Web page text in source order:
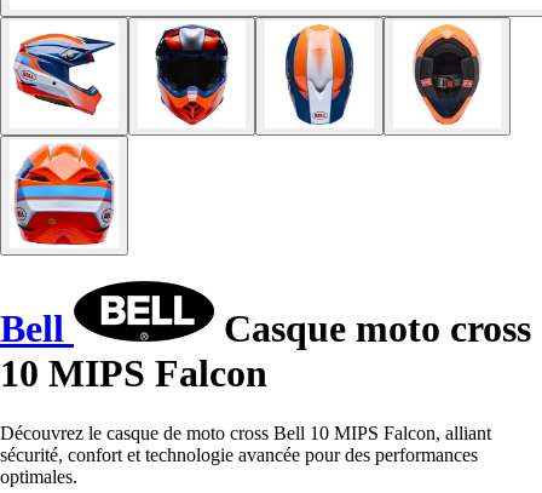
Bell
Casque moto cross
10 MIPS Falcon
Découvrez le casque de moto cross Bell 10 MIPS Falcon, alliant
sécurité, confort et technologie avancée pour des performances
optimales.